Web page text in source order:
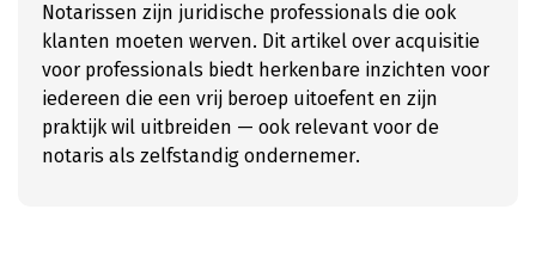
Notarissen zijn juridische professionals die ook
klanten moeten werven. Dit artikel over acquisitie
voor professionals biedt herkenbare inzichten voor
iedereen die een vrij beroep uitoefent en zijn
praktijk wil uitbreiden — ook relevant voor de
notaris als zelfstandig ondernemer.